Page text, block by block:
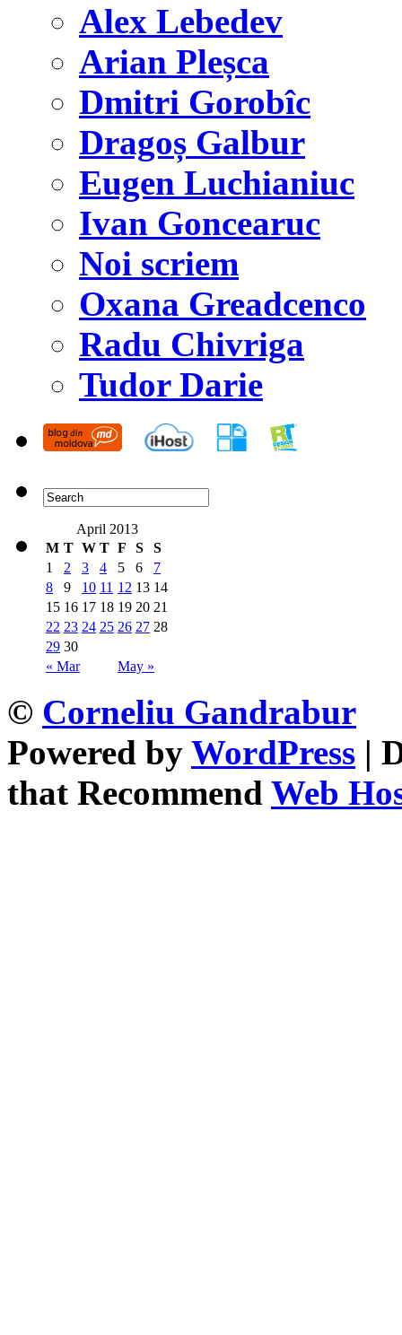
Alex Lebedev
Arian Pleșca
Dmitri Gorobîc
Dragoș Galbur
Eugen Luchianiuc
Ivan Goncearuc
Noi scriem
Oxana Greadcenco
Radu Chivriga
Tudor Darie
April 2013
M T W T F S S
« Mar May »
1 2 3 4 5 6
7
8
9 10 11 12 13 14
15 16 17 18 19 20 21
22 23 24 25 26 27 28
29 30
© Corneliu Gandrabur
Powered by WordPress |
that Recommend Web